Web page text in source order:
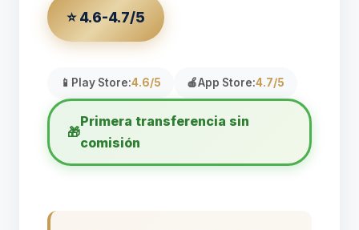
⭐ 4.6-4.7/5
📱 Play Store:4.6/5 🍎App Store:4.7/5
🎁
Primera transferencia sin
comisión